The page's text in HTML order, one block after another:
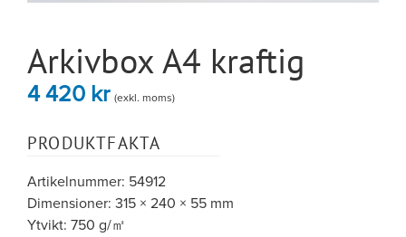
Arkivbox A4 kraftig
4 420 kr (exkl. moms)
PRODUKTFAKTA
Artikelnummer: 54912
Dimensioner: 315 × 240 × 55 mm
Ytvikt: 750 g/㎡